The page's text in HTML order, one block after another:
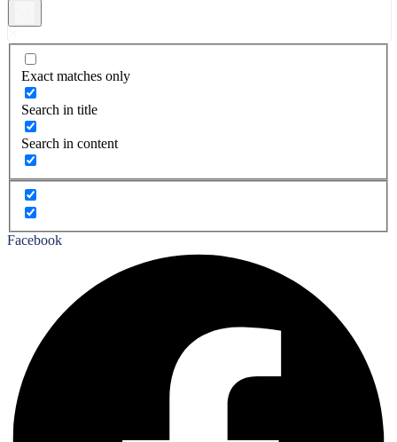
Exact matches only
Search in title
Search in content
Facebook